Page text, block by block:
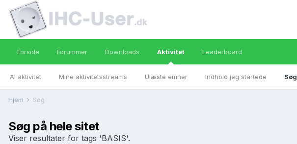
Forside Forummer Downloads Aktivitet
Al aktivitet Mine aktivitetsstreams Ulæste emner Indhold jeg startede Søg
Leaderboard
Hjem Søg
Søg på hele sitet
Viser resultater for tags 'BASIS'.